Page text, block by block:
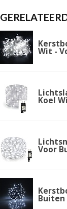
Wit -
Koel
Voor
Buiten